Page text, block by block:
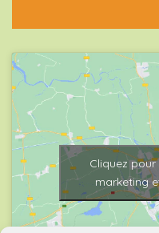
Cliquez
marketing